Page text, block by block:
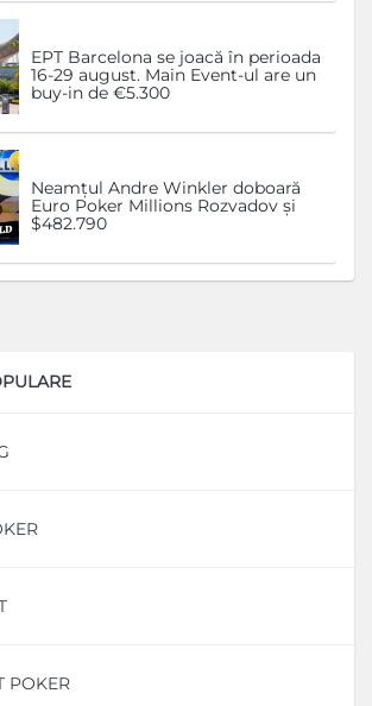
EPT Barcelona se joacă în perioada
16-29 august. Main Event-ul are un
buy-in de €5.300
Neamțul Andre Winkler doboară
Euro Poker Millions Rozvadov și
$482.790
POKER